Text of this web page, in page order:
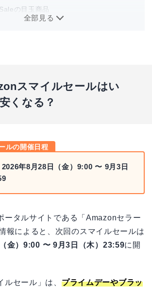
の目玉商品
の商品
ットシリーズ
全部見る
スマイルセールはい
くなる？
ルの開催日程
2026年8月28日（金）9:00 〜 9月3日
ータルサイトである「Amazonセラー
報によると、次回のスマイルセールは
金）9:00 〜 9月3日（木）23:59に開
ルセール」は、 プライムデーやブラッ